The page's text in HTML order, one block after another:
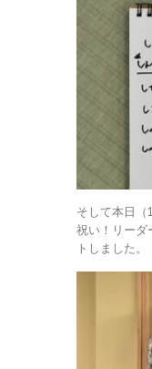
そして本日（
祝い！リーダ
トしました。